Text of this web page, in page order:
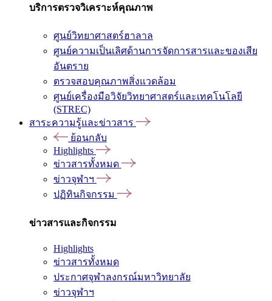
บริการตรวจวิเคราะห์คุณภาพ
ศูนย์วิทยาศาสตร์ฮาลาล
ศูนย์ความเป็นเลิศด้านการจัดการสารและของเสีย
อันตราย
ตรวจสอบคุณภาพสิ่งแวดล้อม
ศูนย์เครื่องมือวิจัยวิทยาศาสตร์และเทคโนโลยี
(STREC)
สาระความรู้และข่าวสาร
ย้อนกลับ
Highlights
ข่าวสารทั้งหมด
ข่าวจุฬาฯ
ปฏิทินกิจกรรม
ข่าวสารและกิจกรรม
Highlights
ข่าวสารทั้งหมด
ประกาศจุฬาลงกรณ์มหาวิทยาลัย
ข่าวจุฬาฯ